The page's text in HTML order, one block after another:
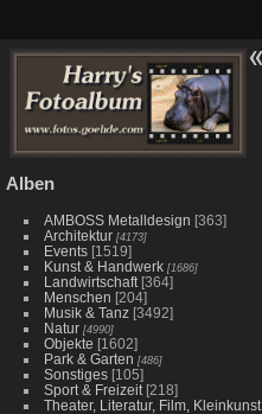
Alben
AMBOSS Metalldesign [363]
Architektur [4173]
Events [1519]
Kunst & Handwerk [1686]
Landwirtschaft [364]
Menschen [204]
Musik & Tanz [3492]
Natur [4990]
Objekte [1602]
Park & Garten [486]
Sonstiges [105]
Sport & Freizeit [218]
Theater, Literatur, Film, Kleinkunst